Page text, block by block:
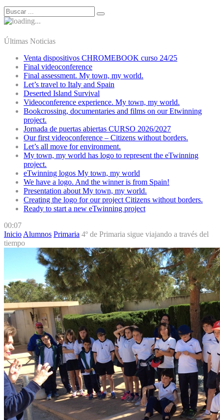
Últimas Noticias
Venta dispositivos CHROMEBOOK curso 24/25
Final videoconference
Final assessment. My town, my world.
Let’s travel to Italy and Spain
Deserted Island Survival
Videoconference experience. My town, my world.
Bookcrossing, documentaries and films on our Etwinning
project.
Jornada de puertas abiertas CURSO 2026/2027
Our first videoconference – Citizens without borders.
Let’s all move for environment.
My town, my world has logo to represent the eTwinning
project.
eTwinning logos My town, my world
We have a logo. And the winner is from Spain!
Presentation about My town, my world.
Creating the logo for our project Citizens without borders.
Ready to start a new eTwinning project
00:07
Inicio Alumnos Primaria 4º de Primaria sigue viajando a través del
tiempo